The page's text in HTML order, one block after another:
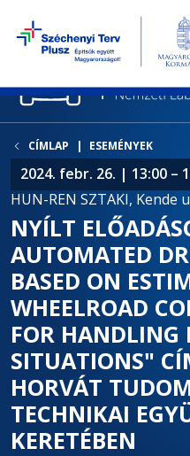
CÍMLAP ESEMÉNYEK
2024. febr. 26. | 13:00 –
HUN-REN SZTAKI, Kende
NYÍLT
AUTOMATED
BASED ON
WHEELROAD
FOR HANDLING
SITUATIONS"
HORVÁT
TECHNIKAI
KERETÉBEN